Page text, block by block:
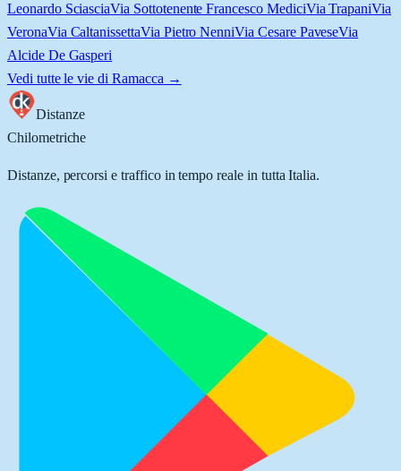
Leonardo SciasciaVia Sottotenente Francesco MediciVia TrapaniVia
VeronaVia CaltanissettaVia Pietro NenniVia Cesare PaveseVia
Alcide De Gasperi
Vedi tutte le vie di Ramacca →
Distanze
Chilometriche
Distanze, percorsi e traffico in tempo reale in tutta Italia.